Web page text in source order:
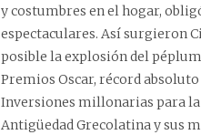
y costumbres en el hogar,
espectaculares. Así surgieron
posible la explosión del péplum
Premios Oscar, récord absoluto
Inversiones millonarias para la
Antigüedad Grecolatina y sus